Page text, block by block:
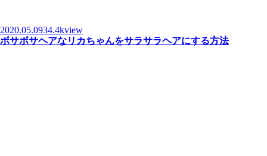
2020.05.0934.4kview
ボサボサヘアなリカちゃんをサラサラヘアにする方法